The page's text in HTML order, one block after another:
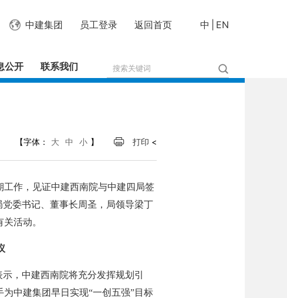
EN
中
返回首页
员工登录
中建集团
公开 联系我们
【字体： 大 中 小 】 打印 <
作，见证中建西南院与中建四局签
委书记、董事长周圣，局领导梁丁
活动。
，中建西南院将充分发挥规划引
中建集团早日实现“一创五强”目标